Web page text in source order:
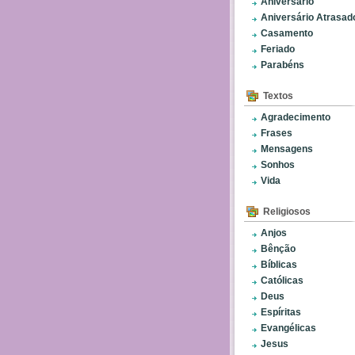
Aniversário
Casamento
Feriado
Parabéns
Textos
Agradecimento
Frases
Mensagens
Sonhos
Vida
Religiosos
Anjos
Bênção
Bíblicas
Católicas
Deus
Espíritas
Evangélicas
Jesus